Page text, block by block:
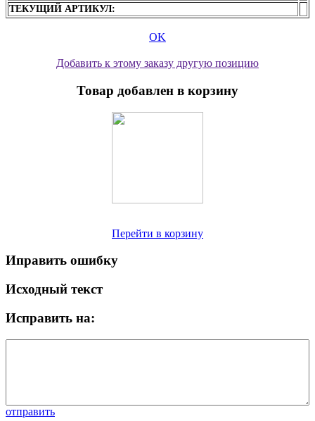
ТЕКУЩИЙ АРТИКУЛ:
OK
Добавить к этому заказу другую позицию
Товар добавлен в корзину
Перейти в корзину
Иправить ошибку
Исходный текст
Исправить на:
отправить